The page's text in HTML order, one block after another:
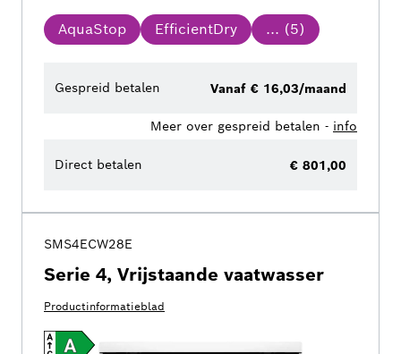
AquaStop EfficientDry ... (5)
Gespreid betalen Vanaf € 16,03/maand
Meer over gespreid betalen - info
Direct betalen € 801,00
SMS4ECW28E
Serie 4, Vrijstaande vaatwasser
Productinformatieblad